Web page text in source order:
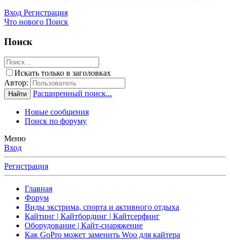
Вход Регистрация
Что нового Поиск
Поиск
Искать только в заголовках
Автор:
Найти Расширенный поиск...
Новые сообщения
Поиск по форуму
Меню
Вход
Регистрация
Главная
Форум
Виды экстрима, спорта и активного отдыха
Кайтинг | Кайтбординг | Кайтсерфинг
Оборудование | Кайт-снаряжение
Как GoPro может заменить Woo для кайтера